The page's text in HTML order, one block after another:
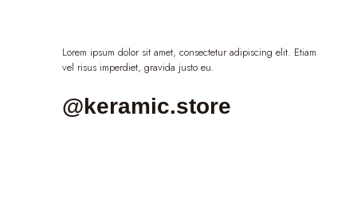
Lorem ipsum dolor sit amet, consectetur adipiscing elit. Etiam
vel risus imperdiet, gravida justo eu.
@keramic.store